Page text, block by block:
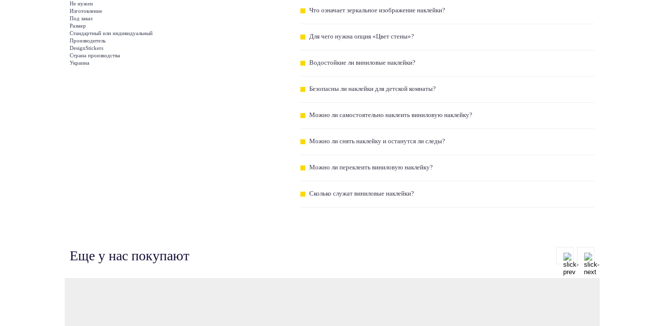
Не нужен
Изготовление
Под заказ
Размер
Стандартный или индивидуальный
Производитель
DesignStickers
Страна производства
Украина
Что означает зеркальное изображение наклейки?
Для чего нужна опция «Цвет стены»?
Водостойкие ли виниловые наклейки?
Безопасны ли наклейки для детской комнаты?
Можно ли самостоятельно наклеить виниловую наклейку?
Можно ли снять наклейку и останутся ли следы?
Можно ли переклеить виниловую наклейку?
Сколько служат виниловые наклейки?
Еще у нас покупают